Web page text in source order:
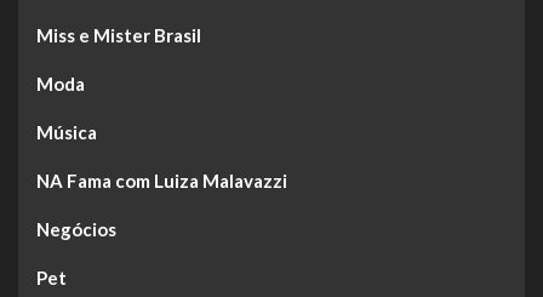
Miss e Mister Brasil
Moda
Música
NA Fama com Luiza Malavazzi
Negócios
Pet